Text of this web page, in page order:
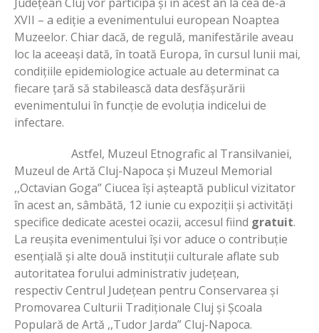
XVII – a ediție a evenimentului european Noaptea
Muzeelor. Chiar dacă, de regulă, manifestările aveau
loc la aceeași dată, în toată Europa, în cursul lunii mai,
condițiile epidemiologice actuale au determinat ca
fiecare țară să stabilească data desfășurării
evenimentului în funcție de evoluția indicelui de
infectare.
Astfel, Muzeul Etnografic al Transilvaniei,
Muzeul de Artă Cluj-Napoca și Muzeul Memorial
,,Octavian Goga” Ciucea își așteaptă publicul vizitator
în acest an, sâmbătă, 12 iunie cu expoziții și activități
specifice dedicate acestei ocazii, accesul fiind gratuit.
La reușita evenimentului își vor aduce o contribuție
esențială și alte două instituții culturale aflate sub
autoritatea forului administrativ județean,
respectivCentrul Județean pentru Conservarea și
Promovarea Culturii Tradiționale Cluj și Școala
Populară de Artă ,,Tudor Jarda” Cluj-Napoca.